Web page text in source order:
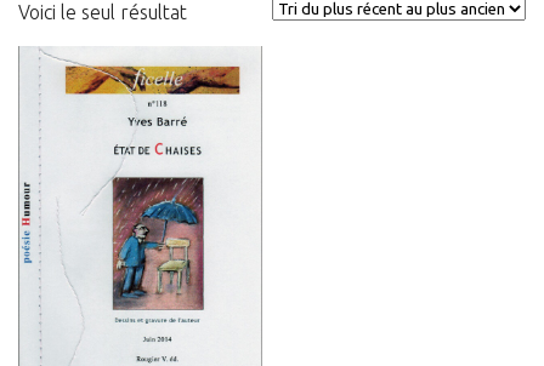
ficelle&PlisUrgents
Ficelle Partagée
Livres d’artiste
Ficelle noire
Auteurs
Beaux-Arts
Peintures
Voici le seul résultat